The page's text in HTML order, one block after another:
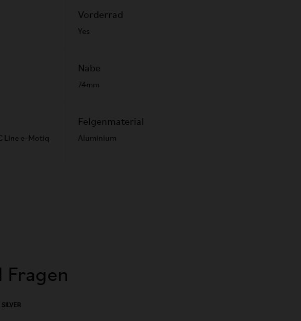
Vorderrad
Yes
Nabe
74mm
Line e-Motiq
Felgenmaterial
Aluminium
Fragen